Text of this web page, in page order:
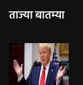
ताज्या बातम्या